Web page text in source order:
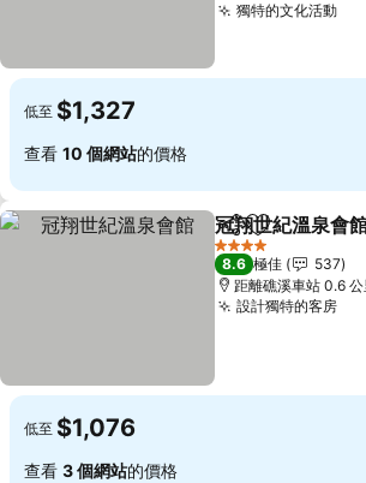
獨特的文化活動查
低至 $1,327
查看 10 個網站的價格
分享 放到收藏夾
冠翔世紀溫泉會
4 星級
8.6 極佳
537
距離礁溪車站 0.6 公
設計獨特的客房查
低至 $1,076
查看 3 個網站的價格